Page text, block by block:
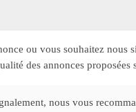
ou vous souhaitez
des annonces proposées
nous vous